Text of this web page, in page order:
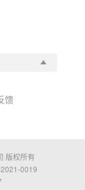
馈
版权所有
0019